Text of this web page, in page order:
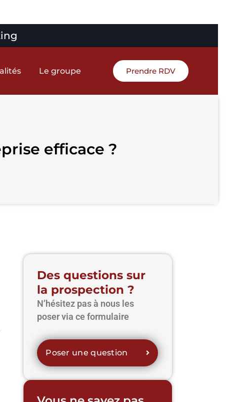
Le groupe Prendre RDV
efficace ?
Des questions sur
la prospection ?
N’hésitez pas à nous les
poser via ce formulaire
Poser une question